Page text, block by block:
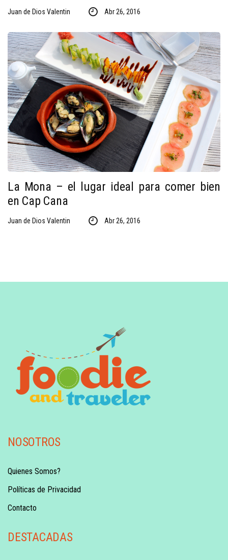
Juan de Dios Valentin Abr 26, 2016
La Mona – el lugar ideal para comer bien
en Cap Cana
Juan de Dios Valentin Abr 26, 2016
NOSOTROS
Quienes Somos?
Políticas de Privacidad
Contacto
DESTACADAS